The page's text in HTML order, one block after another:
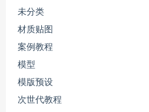
未分类
材质贴图
案例教程
模型
模版预设
次世代教程